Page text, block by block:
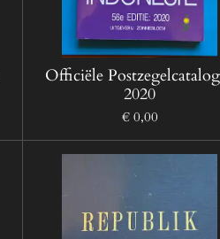
Officiële
2020
€ 0,00